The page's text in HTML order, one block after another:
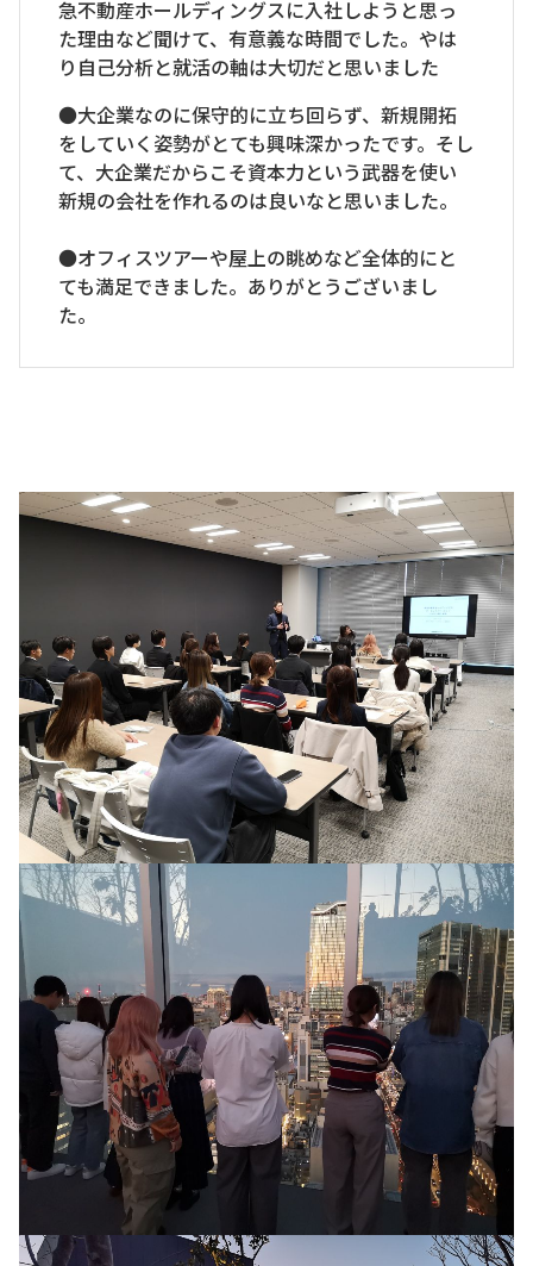
急不動産ホールディングスに入社しようと思っ
た理由など聞けて、有意義な時間でした。やは
り自己分析と就活の軸は大切だと思いました
●大企業なのに保守的に立ち回らず、新規開拓
をしていく姿勢がとても興味深かったです。そし
て、大企業だからこそ資本力という武器を使い
新規の会社を作れるのは良いなと思いました。
●オフィスツアーや屋上の眺めなど全体的にと
ても満足できました。ありがとうございまし
た。